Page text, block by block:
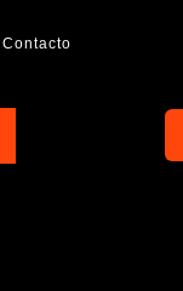
Contacto